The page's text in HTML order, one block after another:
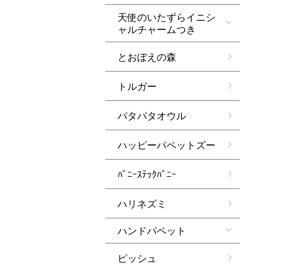
天使のいたずらイニシ
ャルチャームつき
とおぼえの森
トルガー
パタパタオウル
ハッピーパペットズー
ﾊﾞﾆｰｽﾃｯｸﾊﾞﾆｰ
ハリネズミ
ハンドパペット
ピッシュ